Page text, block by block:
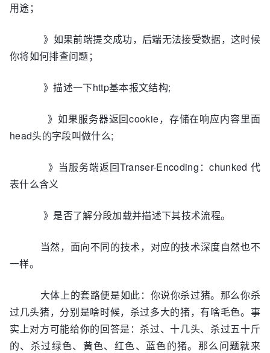
用途；
》如果前端提交成功，后端无法接受数据，这时候
你将如何排查问题；
》描述一下http基本报文结构;
》如果服务器返回cookie，存储在响应内容里面
head头的字段叫做什么;
》当服务端返回Transer-Encoding：chunked 代
表什么含义
》是否了解分段加载并描述下其技术流程。
当然，面向不同的技术，对应的技术深度自然也不
一样。
大体上的套路便是如此：你说你杀过猪。那么你杀
过几头猪，分别是啥时候，杀过多大的猪，有啥毛色。事
实上对方可能给你的回答是：杀过、十几头、杀过五十斤
的、杀过绿色、黄色、红色、蓝色的猪。那么问题就来